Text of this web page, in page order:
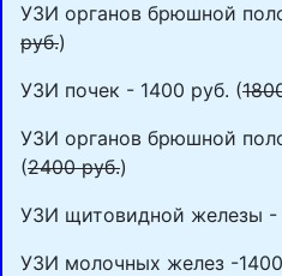
УЗИ органов брюшной
руб.)
УЗИ почек - 1400 руб. (
УЗИ органов брюшной
(2400 руб.)
УЗИ щитовидной железы -
УЗИ молочных желез -